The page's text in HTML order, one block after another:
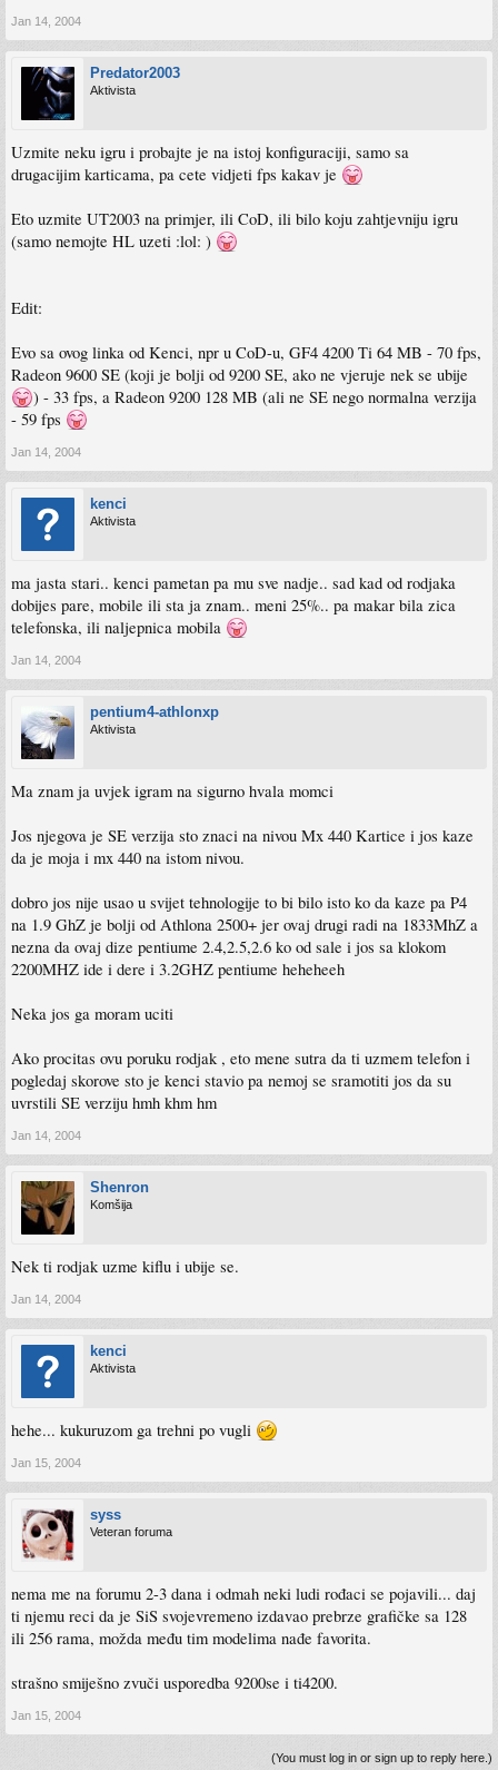
Jan 14, 2004
Predator2003
Aktivista
Uzmite neku igru i probajte je na istoj konfiguraciji, samo sa
drugacijim karticama, pa cete vidjeti fps kakav je
Eto uzmite UT2003 na primjer, ili CoD, ili bilo koju zahtjevniju igru
(samo nemojte HL uzeti :lol: )
Edit:
Evo sa ovog linka od Kenci, npr u CoD-u, GF4 4200 Ti 64 MB - 70 fps,
Radeon 9600 SE (koji je bolji od 9200 SE, ako ne vjeruje nek se ubije
) - 33 fps, a Radeon 9200 128 MB (ali ne SE nego normalna verzija
- 59 fps
Jan 14, 2004
kenci
Aktivista
ma jasta stari.. kenci pametan pa mu sve nadje.. sad kad od rodjaka
dobijes pare, mobile ili sta ja znam.. meni 25%.. pa makar bila zica
telefonska, ili naljepnica mobila
Jan 14, 2004
pentium4-athlonxp
Aktivista
Ma znam ja uvjek igram na sigurno hvala momci
Jos njegova je SE verzija sto znaci na nivou Mx 440 Kartice i jos kaze
da je moja i mx 440 na istom nivou.
dobro jos nije usao u svijet tehnologije to bi bilo isto ko da kaze pa P4
na 1.9 GhZ je bolji od Athlona 2500+ jer ovaj drugi radi na 1833MhZ a
nezna da ovaj dize pentiume 2.4,2.5,2.6 ko od sale i jos sa klokom
2200MHZ ide i dere i 3.2GHZ pentiume heheheeh
Neka jos ga moram uciti
Ako procitas ovu poruku rodjak , eto mene sutra da ti uzmem telefon i
pogledaj skorove sto je kenci stavio pa nemoj se sramotiti jos da su
uvrstili SE verziju hmh khm hm
Jan 14, 2004
Shenron
Komšija
Nek ti rodjak uzme kiflu i ubije se.
Jan 14, 2004
kenci
Aktivista
hehe... kukuruzom ga trehni po vugli
Jan 15, 2004
syss
Veteran foruma
nema me na forumu 2-3 dana i odmah neki ludi rođaci se pojavili... daj
ti njemu reci da je SiS svojevremeno izdavao prebrze grafičke sa 128
ili 256 rama, možda među tim modelima nađe favorita.
strašno smiješno zvuči usporedba 9200se i ti4200.
Jan 15, 2004
(You must log in or sign up to reply here.)